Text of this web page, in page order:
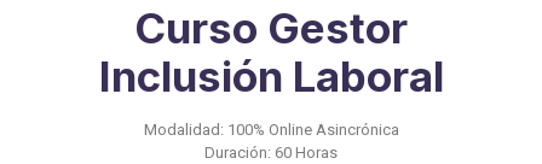
Curso Gestor
Inclusión Laboral
Modalidad: 100% Online Asincrónica
Duración: 60 Horas